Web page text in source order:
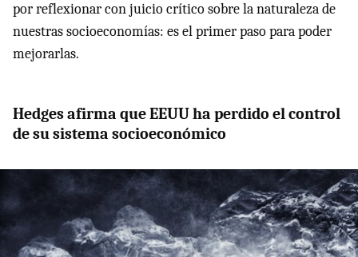
por reflexionar con juicio crítico sobre la naturaleza de
nuestras socioeconomías: es el primer paso para poder
mejorarlas.
Hedges afirma que EEUU ha perdido el control
de su sistema socioeconómico